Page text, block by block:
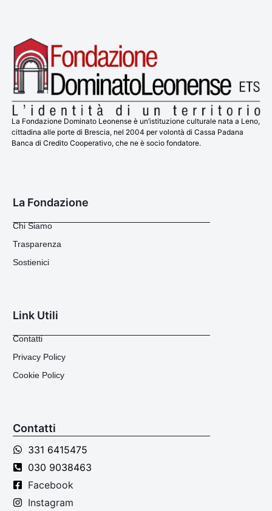
La Fondazione Dominato Leonense è un’istituzione culturale nata a Leno,
cittadina alle porte di Brescia, nel 2004 per volontà di Cassa Padana
Banca di Credito Cooperativo, che ne è socio fondatore.
La Fondazione
Chi Siamo
Trasparenza
Sostienici
Link Utili
Contatti
Privacy Policy
Cookie Policy
Contatti
331 6415475
030 9038463
Facebook
Instagram